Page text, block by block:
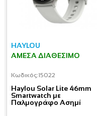
HAYLOU
ΆΜΕΣΑ ΔΙΑΘΈΣΙΜΟ
Κωδικός:15022
Haylou Solar Lite 46mm
Smartwatch με
Παλμογράφο Ασημί